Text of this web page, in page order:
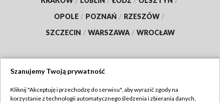
OPOLE / POZNAŃ / RZESZÓW /
SZCZECIN / WARSZAWA / WROCŁAW
TVP
Szanujemy Twoją prywatność
Kliknij "Akceptuję i przechodzę do serwisu", aby wyrazić zgody na
korzystanie z technologii automatycznego śledzenia i zbierania danych,